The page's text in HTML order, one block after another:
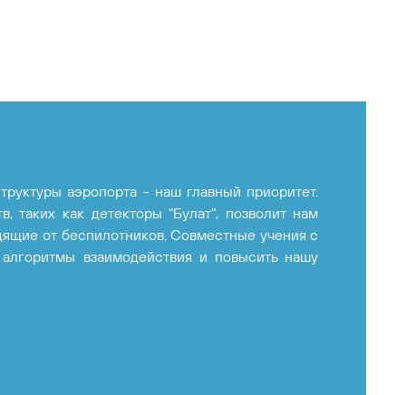
аэропорта - наш главный приоритет.
таких как детекторы "Булат", позволит нам
от беспилотников. Совместные учения с
взаимодействия и повысить нашу